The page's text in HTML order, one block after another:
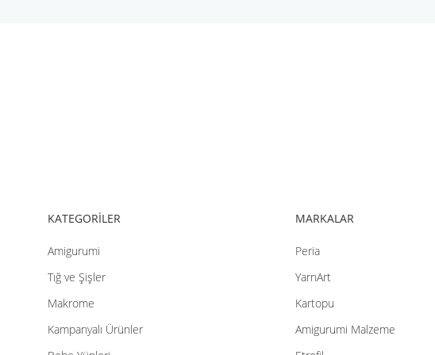
KATEGORİLER
Amigurumi
Tığ ve Şişler
Makrome
Kampanyalı Ürünler
MARKALAR
Peria
YarnArt
Kartopu
Amigurumi Malzeme